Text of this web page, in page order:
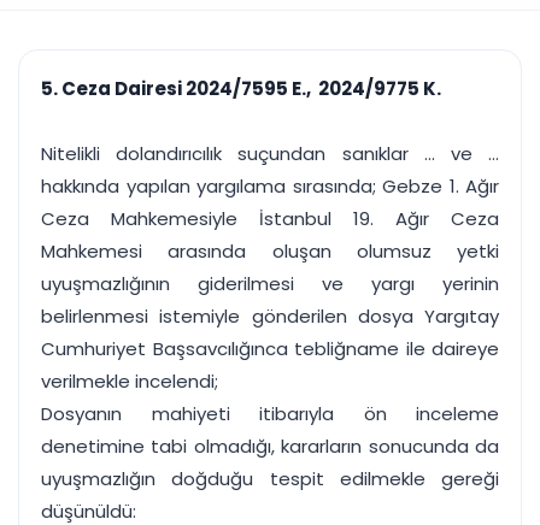
Duruşma ve görev
takvimi
Bildirim
Süreleri asla kaçırmayın
takibi
rapor
Tek panelde uçtan uca yönetim
UYAP & UETS entegrasyonundan finansa, hepsi bir arada.
Tüm özellikleri inceleyin Ücretsiz Başlayın
5. Ceza Dairesi 2024/7595 E., 2024/9775 K.
Nitelikli dolandırıcılık suçundan sanıklar ... ve ...
hakkında yapılan yargılama sırasında; Gebze 1. Ağır
Ceza Mahkemesiyle İstanbul 19. Ağır Ceza
Mahkemesi arasında oluşan olumsuz yetki
uyuşmazlığının giderilmesi ve yargı yerinin
belirlenmesi istemiyle gönderilen dosya Yargıtay
Cumhuriyet Başsavcılığınca tebliğname ile daireye
verilmekle incelendi;
Dosyanın mahiyeti itibarıyla ön inceleme
denetimine tabi olmadığı, kararların sonucunda da
uyuşmazlığın doğduğu tespit edilmekle gereği
düşünüldü: